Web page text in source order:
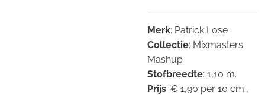
Merk: Patrick Lose
Collectie: Mixmasters
Mashup
Stofbreedte: 1,10 m.
Prijs: € 1,90 per 10 cm.,